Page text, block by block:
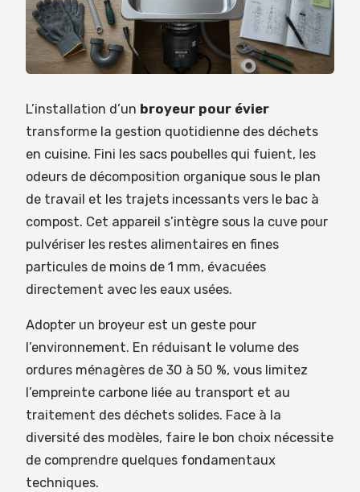
L’installation d’un broyeur pour évier
transforme la gestion quotidienne des déchets
en cuisine. Fini les sacs poubelles qui fuient, les
odeurs de décomposition organique sous le plan
de travail et les trajets incessants vers le bac à
compost. Cet appareil s’intègre sous la cuve pour
pulvériser les restes alimentaires en fines
particules de moins de 1 mm, évacuées
directement avec les eaux usées.
Adopter un broyeur est un geste pour
l’environnement. En réduisant le volume des
ordures ménagères de 30 à 50 %, vous limitez
l’empreinte carbone liée au transport et au
traitement des déchets solides. Face à la
diversité des modèles, faire le bon choix nécessite
de comprendre quelques fondamentaux
techniques.